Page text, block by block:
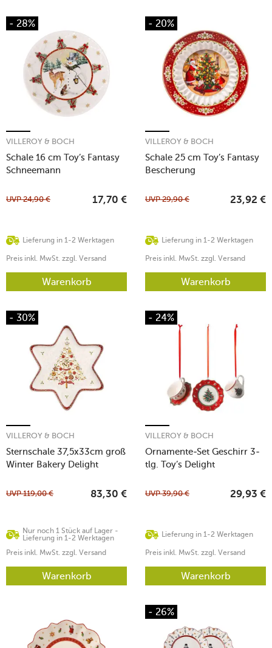
- 28%
Schale 16 cm Toy’s Fantasy
Schneemann
VILLEROY & BOCH
Lieferung in 1-2 Werktagen
UVP24,90 € 17,70 €
Preis inkl. MwSt. zzgl. Versand
Warenkorb
- 20%
Schale 25 cm Toy’s Fantasy
Bescherung
VILLEROY & BOCH
Lieferung in 1-2 Werktagen
UVP29,90 € 23,92 €
Preis inkl. MwSt. zzgl. Versand
Warenkorb
- 30%
Sternschale 37,5x33cm groß
Winter Bakery Delight
VILLEROY & BOCH
Nur noch 1 Stück auf Lager -
Lieferung in 1-2 Werktagen
UVP119,00 € 83,30 €
Preis inkl. MwSt. zzgl. Versand
Warenkorb
- 24%
Ornamente-Set Geschirr 3-
tlg. Toy’s Delight
VILLEROY & BOCH
Lieferung in 1-2 Werktagen
UVP39,90 € 29,93 €
Preis inkl. MwSt. zzgl. Versand
Warenkorb
- 26%